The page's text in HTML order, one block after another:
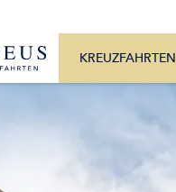
KREUZFAHRTEN
Mo. – Fr. 9:30 – 17:30 Uhr